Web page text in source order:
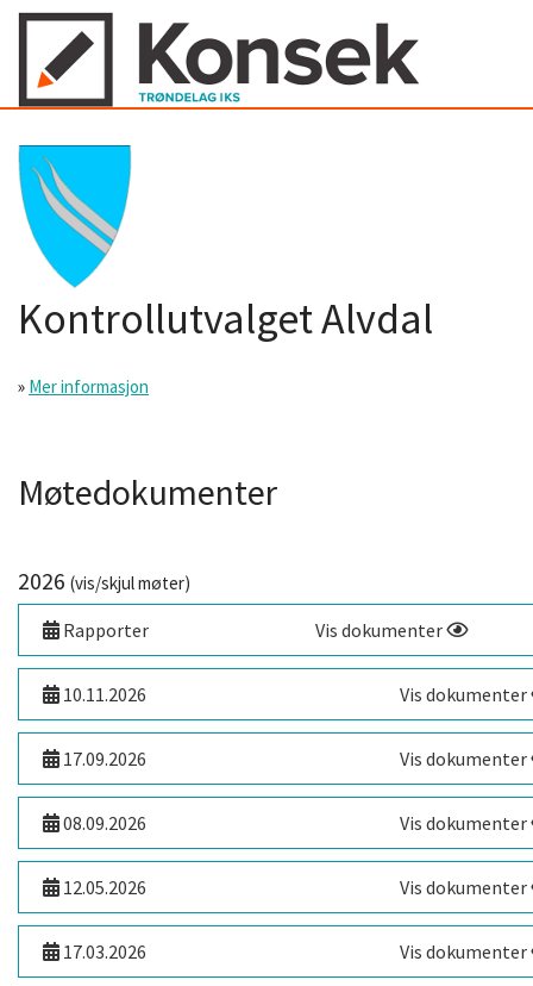
Kontrollutvalget Alvdal
» Mer informasjon
Møtedokumenter
2026 (vis/skjul møter)
Rapporter Vis dokumenter
10.11.2026 Vis dokumenter
17.09.2026 Vis dokumenter
08.09.2026 Vis dokumenter
12.05.2026 Vis dokumenter
17.03.2026 Vis dokumenter